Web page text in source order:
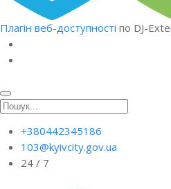
Плагін веб-доступності по DJ-
+380442345186
103@kyivcity.gov.ua
24 / 7